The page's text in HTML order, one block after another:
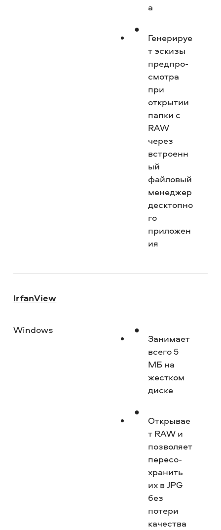
а
Генерируе
т эскизы
предпро­
смотра
при
открытии
папки с
RAW
через
встроенн
ый
файловый
менеджер
десктопно
го
приложен
ия
IrfanView
Windows
Занимает
всего 5
МБ на
жестком
диске
Открывае
т RAW и
позволяет
пересо­
хранить
их в JPG
без
потери
качества